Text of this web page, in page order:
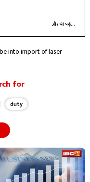
और भी पढ़ें...
into import of laser
for
duty